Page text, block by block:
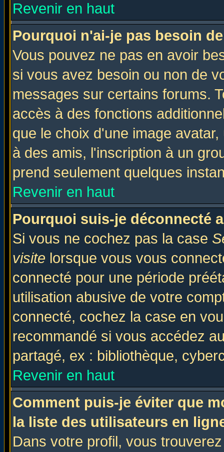
Revenir en haut
Pourquoi n'ai-je pas besoin
Vous pouvez ne pas en avoir
si vous avez besoin ou non de
messages sur certains forums.
accès à des fonctions
que le choix d'une image
à des amis, l'inscription à un
prend seulement quelques
Revenir en haut
Pourquoi suis-je déconnecté
Si vous ne cochez pas la case
visite lorsque vous vous
connecté pour une période
utilisation abusive de votre
connecté, cochez la case en
recommandé si vous accédez
partagé, ex : bibliothèque,
Revenir en haut
Comment puis-je éviter que
la liste des utilisateurs en
Dans votre profil, vous